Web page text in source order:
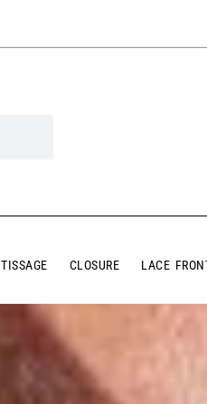
TISSAGE CLOSURE LACE